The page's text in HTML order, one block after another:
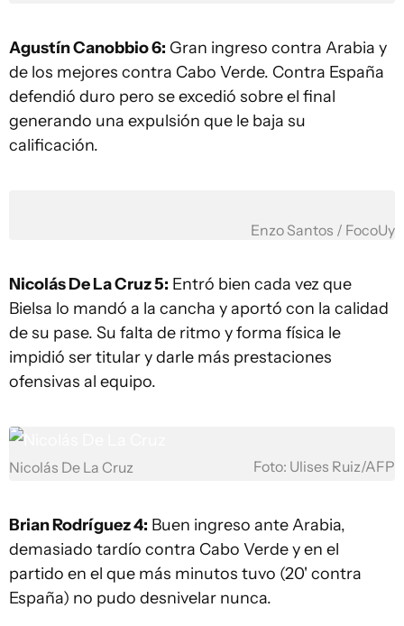
Agustín Canobbio 6: Gran ingreso contra Arabia y
de los mejores contra Cabo Verde. Contra España
defendió duro pero se excedió sobre el final
generando una expulsión que le baja su
calificación.
Enzo Santos / FocoUy
Nicolás De La Cruz 5: Entró bien cada vez que
Bielsa lo mandó a la cancha y aportó con la calidad
de su pase. Su falta de ritmo y forma física le
impidió ser titular y darle más prestaciones
ofensivas al equipo.
Nicolás De La Cruz Foto: Ulises Ruiz/AFP
Brian Rodríguez 4: Buen ingreso ante Arabia,
demasiado tardío contra Cabo Verde y en el
partido en el que más minutos tuvo (20' contra
España) no pudo desnivelar nunca.